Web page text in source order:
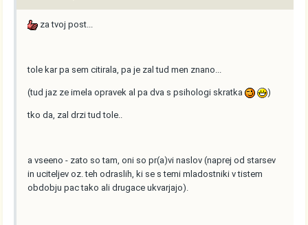
za tvoj post...
tole kar pa sem citirala, pa je zal tud men znano...
(tud jaz ze imela opravek al pa dva s psihologi skratka )
tko da, zal drzi tud tole..
a vseeno - zato so tam, oni so pr(a)vi naslov (naprej od starsev
in uciteljev oz. teh odraslih, ki se s temi mladostniki v tistem
obdobju pac tako ali drugace ukvarjajo).